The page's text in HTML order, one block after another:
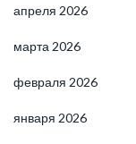
апреля 2026
марта 2026
февраля 2026
января 2026